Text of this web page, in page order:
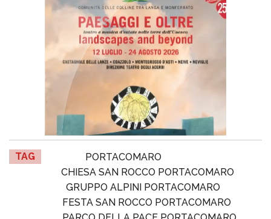
TAG
PORTACOMARO
CHIESA SAN ROCCO PORTACOMARO
GRUPPO ALPINI PORTACOMARO
FESTA SAN ROCCO PORTACOMARO